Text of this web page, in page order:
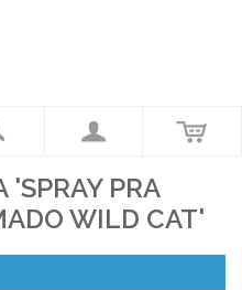
'SPRAY PRA
WILD CAT'